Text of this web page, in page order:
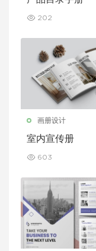
202
画册设计
室内宣传册
603